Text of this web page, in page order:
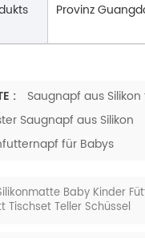
Provinz
:
Saugnapf aus
Saugnapf aus Silikon
für Babys
Baby Kinder
Tischset Teller Schüssel